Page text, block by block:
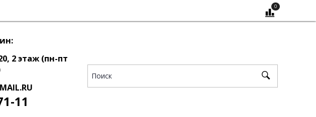
0
2 этаж (пн-пт
11